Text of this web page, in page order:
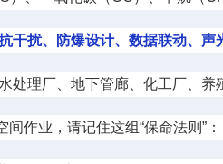
干扰、防爆设计、数据联动、
处理厂、地下管廊、化工厂、
作业，请记住这组“保命法则”：